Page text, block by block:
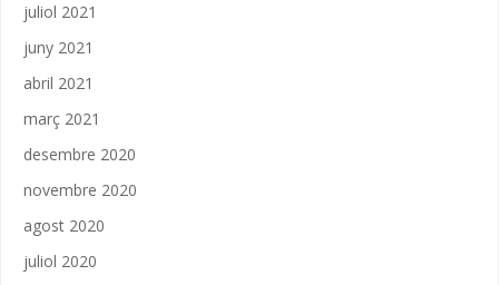
juliol 2021
juny 2021
abril 2021
març 2021
desembre 2020
novembre 2020
agost 2020
juliol 2020